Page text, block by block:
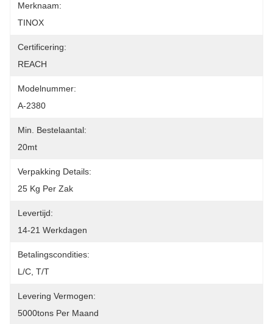
Merknaam:
TINOX
Certificering:
REACH
Modelnummer:
A-2380
Min. Bestelaantal:
20mt
Verpakking Details:
25 Kg Per Zak
Levertijd:
14-21 Werkdagen
Betalingscondities:
L/C, T/T
Levering Vermogen:
5000tons Per Maand